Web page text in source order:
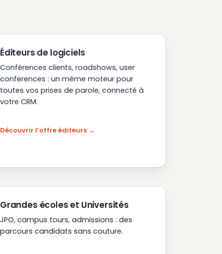
Éditeurs de logiciels
Conférences clients, roadshows, user
conferences : un même moteur pour
toutes vos prises de parole, connecté à
votre CRM.
Découvrir l’offre éditeurs
Grandes écoles et Universités
JPO, campus tours, admissions : des
parcours candidats sans couture.